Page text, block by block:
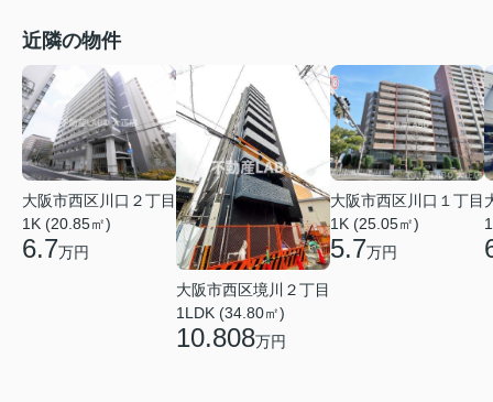
近隣の物件
大阪市西区川口２丁目
1K (20.85㎡)
6.7万円
大阪市西区境川２丁目
1LDK (34.80㎡)
10.808万円
大阪市西区川口１丁目
1K (25.05㎡)
5.7万円